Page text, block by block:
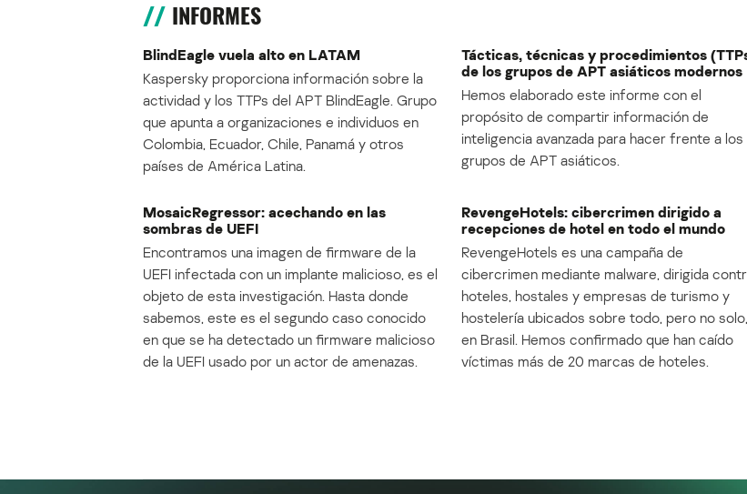
INFORMES
BlindEagle vuela alto en LATAM
Kaspersky proporciona información sobre la
actividad y los TTPs del APT BlindEagle. Grupo
que apunta a organizaciones e individuos en
Colombia, Ecuador, Chile, Panamá y otros
países de América Latina.
Tácticas, técnicas y procedimientos
de los grupos de APT asiáticos modernos
Hemos elaborado este informe con el
propósito de compartir información de
inteligencia avanzada para hacer frente a los
grupos de APT asiáticos.
MosaicRegressor: acechando en las
sombras de UEFI
Encontramos una imagen de firmware de la
UEFI infectada con un implante malicioso, es el
objeto de esta investigación. Hasta donde
sabemos, este es el segundo caso conocido
en que se ha detectado un firmware malicioso
de la UEFI usado por un actor de amenazas.
RevengeHotels: cibercrimen dirigido a
recepciones de hotel en todo el mundo
RevengeHotels es una campaña de
cibercrimen mediante malware, dirigida
hoteles, hostales y empresas de turismo y
hostelería ubicados sobre todo, pero no solo,
en Brasil. Hemos confirmado que han caído
víctimas más de 20 marcas de hoteles.